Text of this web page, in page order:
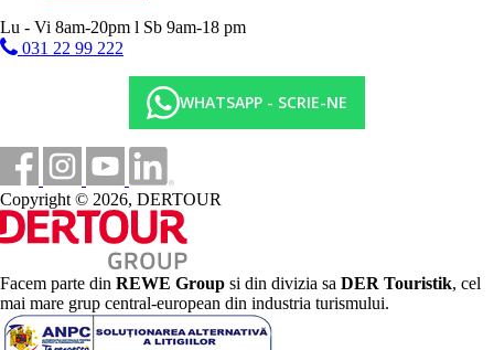
Lu - Vi 8am-20pm l Sb 9am-18 pm
031 22 99 222
WHATSAPP - SCRIE-NE
Copyright © 2026, DERTOUR
Facem parte din REWE Group si din divizia sa DER Touristik, cel
mai mare grup central-european din industria turismului.